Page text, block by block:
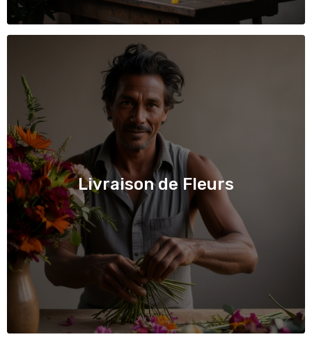
Livraison de Fleurs